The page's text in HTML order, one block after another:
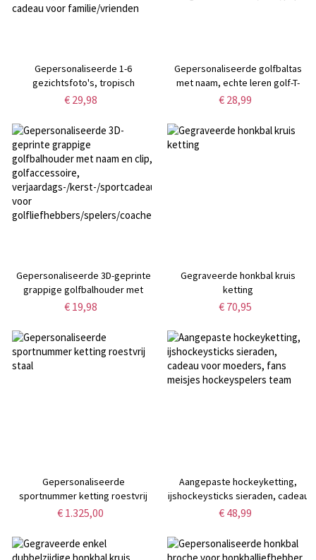
Gepersonaliseerde 1-6
gezichtsfoto's, tropisch
geblokte strandhanddoek, snel
badhanddoek,
vakantie-/strand-/zwembadfeestgunst,
cadeau voor familie/vrienden
€ 29,98
Gepersonaliseerde golfbaltas
met naam, echte leren golf-T-
shirttas met trekkoord,
verjaardags-/vaderdagcadeau
voor golfliefhebbers/hem/papa
€ 28,99
Gepersonaliseerde 3D-geprinte
grappige golfbalhouder met
naam en clip, golfaccessoire,
voor
golfliefhebbers/spelers/coaches
€ 19,98
Gegraveerde honkbal kruis
ketting
€ 70,95
Gepersonaliseerde
sportnummer ketting roestvrij
staal
€ 1.325,00
Aangepaste hockeyketting,
ijshockeysticks sieraden, cadeau
voor moeders, fans meisjes
€ 48,99